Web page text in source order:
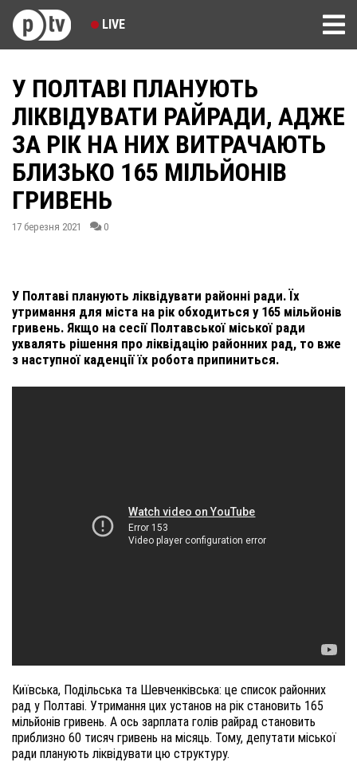
LIVE
У ПОЛТАВІ ПЛАНУЮТЬ
ЛІКВІДУВАТИ РАЙРАДИ, АДЖЕ
ЗА РІК НА НИХ ВИТРАЧАЮТЬ
БЛИЗЬКО 165 МІЛЬЙОНІВ
ГРИВЕНЬ
17 березня 2021 0
У Полтаві планують ліквідувати районні ради. Їх
утримання для міста на рік обходиться у 165 мільйонів
гривень. Якщо на сесії Полтавської міської ради
ухвалять рішення про ліквідацію районних рад, то вже
з наступної каденції їх робота припиниться.
Київська, Подільська та Шевченківська: це список районних
рад у Полтаві. Утримання цих установ на рік становить 165
мільйонів гривень. А ось зарплата голів райрад становить
приблизно 60 тисяч гривень на місяць. Тому, депутати міської
ради планують ліквідувати цю структуру.